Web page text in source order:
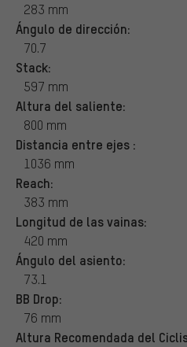
283 mm
Ángulo de dirección:
70.7
Stack:
597 mm
Altura del saliente:
800 mm
Distancia entre ejes :
1036 mm
Reach:
383 mm
Longitud de las vainas:
420 mm
Ángulo del asiento:
73.1
BB Drop:
76 mm
Altura Recomendada del